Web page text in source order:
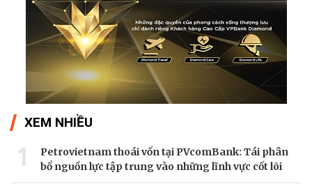
XEM NHIỀU
1
Petrovietnam thoái vốn tại PVcomBank: Tái phân
bổ nguồn lực tập trung vào những lĩnh vực cốt lõi